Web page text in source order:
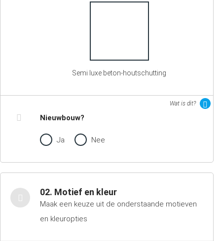
Semi luxe beton-houtschutting
Wat is dit?
Nieuwbouw?
Ja Nee
02. Motief en kleur
Maak een keuze uit de onderstaande motieven
en kleuropties